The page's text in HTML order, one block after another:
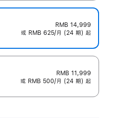
RMB 14,999
或 RMB 625/月 (24 期) 起
RMB 11,999
或 RMB 500/月 (24 期) 起